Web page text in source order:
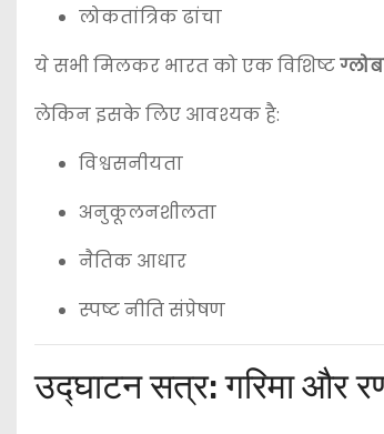
लोकतांत्रिक ढांचा
ये सभी मिलकर भारत को एक विशिष्ट
लेकिन इसके लिए आवश्यक है:
विश्वसनीयता
अनुकूलनशीलता
नैतिक आधार
स्पष्ट नीति संप्रेषण
उद्घाटन सत्र: गरिमा और